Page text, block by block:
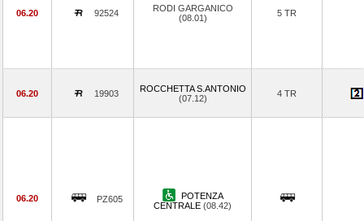
06.20 92524
RODI GARGANICO
(08.01)
5 TR
06.20 19903
ROCCHETTA S.ANTONIO
(07.12)
4 TR
06.20 PZ605
POTENZA
CENTRALE (08.42)